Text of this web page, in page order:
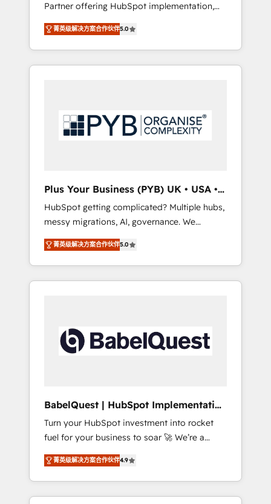
full-funnel automation. - Dashboards,
lifecycle campaigns, and lead nurturing
sequences. - Cross-hub setup across
Marketing, Sales, Operations, and Service
Hubs. - Ongoing optimization, managed
Partner offering HubSpot implementation,
marketing automation, CRM and RevOps
consulting, B2B SEO, paid media, content
marketing, AEO and GEO (AI search
optimisation), and HubSpot Content Hub
services and industrial sectors. Offices in
Johannesburg, Cape Town, Dubai & London.
Google AI Overviews. HubSpot Impact Award
- Customer First HubSpot Impact Award -
Integrations Innovation HubSpot Impact
Award - Platform Migration Excellence
HubSpot Impact Award - Platform Excellence
40+ full-time HubSpot professionals. 100s of
certifications and accreditations with
菁英级解决方案合作伙伴5.0
Plus Your Business (PYB) UK • USA •
Europe
HubSpot getting complicated? Multiple hubs,
messy migrations, AI, governance. We
organise that complexity, so your team can
put HubSpot to work... Welcome to our
Profile! We help with: • CRM implementation,
reports, workflows, and team training • CRM
governance for HubSpot-centred operations
A little about us: • Boutique 'Elite' team of 12 •
42001:2023 certified - the AI management
standard • GuardHub: our AI governance
framework, built on ISO 42001 Ready for the
next step? Click the 👈 '𝗖𝗼𝗻𝘁𝗮𝗰𝘁 𝗯𝘂𝘀𝗶𝗻𝗲𝘀𝘀'
button to get in touch (𝘸𝘦'𝘳𝘦 𝘴𝘶𝘱𝘦𝘳
𝘳𝘦𝘴𝘱𝘰𝘯𝘴𝘪𝘷𝘦)
菁英级解决方案合作伙伴5.0
BabelQuest | HubSpot Implementation
& Consultancy
Turn your HubSpot investment into rocket
fuel for your business to soar 🚀 We’re a
team of accredited HubSpot experts ready
to help you. We can implement the platform
into complex business environments,
optimise what you've got and make sure you
菁英级解决方案合作伙伴4.9